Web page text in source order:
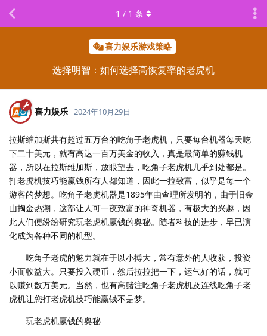
喜力娱乐游戏策略
选择明智：如何选择高恢复率的老虎机
1 / 1 条
喜力娱乐 2024年10月29日
拉斯维加斯共有超过五万台的吃角子老虎机，只要每台机器每天吃
下二十美元，就有高达一百万美金的收入，真是最简单的赚钱机
器，所以在拉斯维加斯，放眼望去，吃角子老虎机几乎到处都是。
打老虎机技巧能赢钱所有人都知道，因此一拉致富，似乎是每一个
游客的梦想。吃角子老虎机器是1895年由查理所发明的，由于旧金
山掏金热潮，这部让人可一夜致富的神奇机器，有极大的兴趣，因
此人们便纷纷研究玩老虎机赢钱的奥秘。随者科技的进步，早已演
化成为各种不同的机型。
吃角子老虎的魅力就在于以小搏大，常有意外的人收获，投资
小而收益大。只要投入硬币，然后拉拉把一下，运气好的话，就可
以赚到数万美元。当然，也有高赌注吃角子老虎机及连线吃角子老
虎机让您打老虎机技巧能赢钱不是梦。
玩老虎机赢钱的奥秘